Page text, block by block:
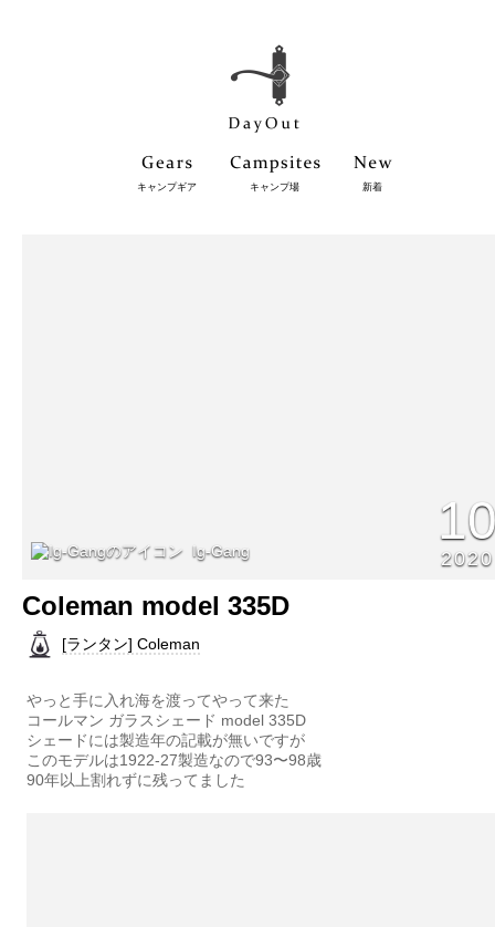
キャンプギア キャンプ場 新着
Ig-Gang 2020
Coleman model 335D
[ランタン] Coleman
やっと手に入れ海を渡ってやって来た
コールマン ガラスシェード model 335D
シェードには製造年の記載が無いですが
このモデルは1922-27製造なので93〜98歳
90年以上割れずに残ってました